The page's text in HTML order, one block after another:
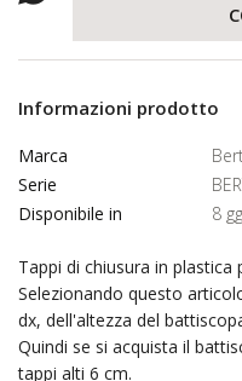
Informazioni prodotto
Marca
Serie
Disponibile in
8 gg
Tappi di chiusura in
Selezionando questo
dx, dell'altezza del
Quindi se si acquista il
tappi alti 6 cm.